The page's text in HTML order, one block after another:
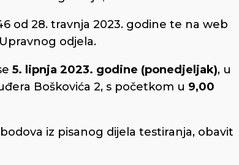
od 28. travnja 2023. godine te na web
odjela.
5. lipnja 2023. godine (ponedjeljak), u
Boškovića 2, s početkom u 9,00
iz pisanog dijela testiranja, obavit